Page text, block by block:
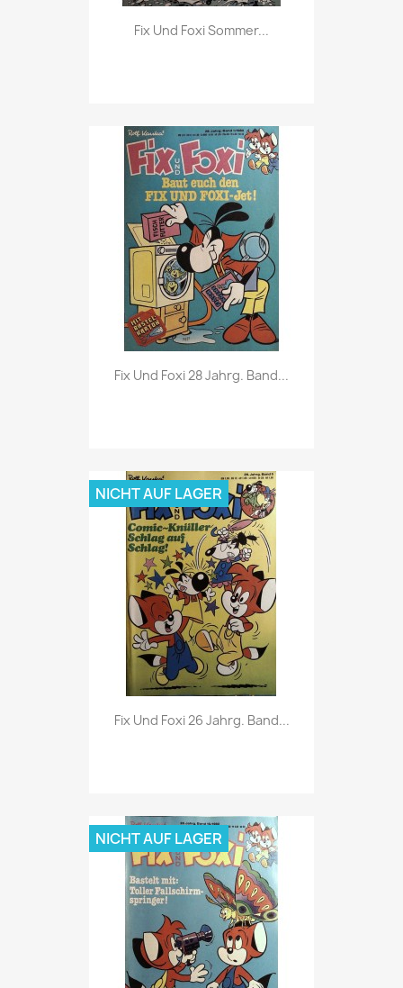
 Vorschau
Fix Und Foxi Sommer...
Vorschau
Fix Und Foxi 28 Jahrg. Band...
Vorschau
Fix Und Foxi 26 Jahrg. Band...
NICHT AUF LAGER
NICHT AUF LAGER